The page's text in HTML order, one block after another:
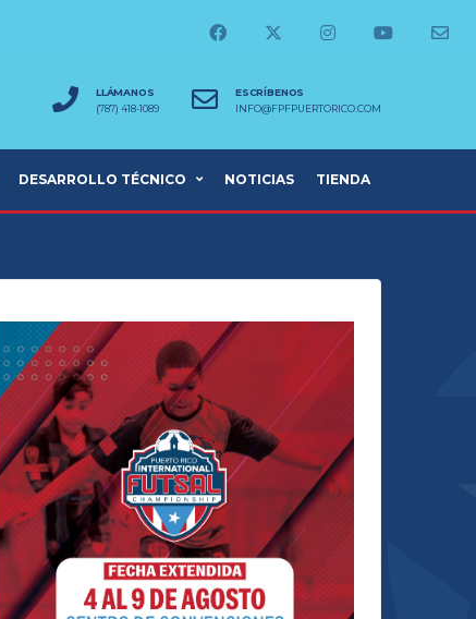
LLÁMANOS
(787) 418-1089
ESCRÍBENOS
INFO@FPFPUERTORICO.COM
DESARROLLO TÉCNICO NOTICIAS TIENDA